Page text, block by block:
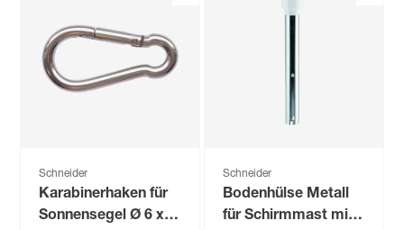
Schneider
Karabinerhaken für
Sonnensegel Ø 6 x
Schneider
Bodenhülse Metall
für Schirmmast mit